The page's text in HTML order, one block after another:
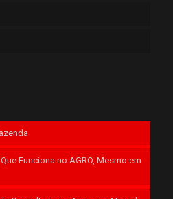
Funciona no AGRO, Mesmo em